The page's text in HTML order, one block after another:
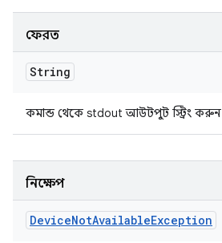
ফেরত
String
কমান্ড থেকে stdout আউটপুট স্ট্রিং করুন
নিক্ষেপ
DeviceNotAvailableException